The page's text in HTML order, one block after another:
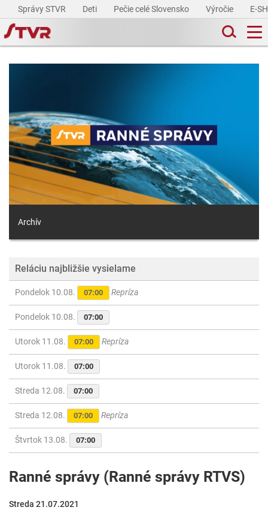
Správy STVR Deti Pečie celé Slovensko Výročie E-
Archív
Reláciu najbližšie vysielame
Pondelok 10.08. 07:00 Repríza
Pondelok 10.08. 07:00
Utorok 11.08. 07:00 Repríza
Utorok 11.08. 07:00
Streda 12.08. 07:00
Streda 12.08. 07:00 Repríza
Štvrtok 13.08. 07:00
Ranné správy (Ranné správy RTVS)
Streda 21.07.2021